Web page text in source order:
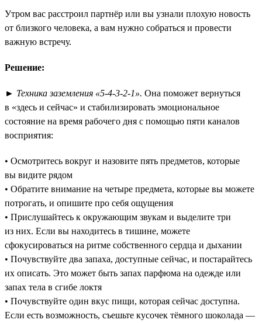
Утром вас расстроил партнёр или вы узнали плохую новость
от близкого человека, а вам нужно собраться и провести
важную встречу.
Решение:
► Техника заземления «5-4-3-2-1». Она поможет вернуться
в «здесь и сейчас» и стабилизировать эмоциональное
состояние на время рабочего дня с помощью пяти каналов
восприятия:
• Осмотритесь вокруг и назовите пять предметов, которые
вы видите рядом
• Обратите внимание на четыре предмета, которые вы можете
потрогать, и опишите про себя ощущения
• Прислушайтесь к окружающим звукам и выделите три
из них. Если вы находитесь в тишине, можете
сфокусироваться на ритме собственного сердца и дыхании
• Почувствуйте два запаха, доступные сейчас, и постарайтесь
их описать. Это может быть запах парфюма на одежде или
запах тела в сгибе локтя
• Почувствуйте один вкус пищи, которая сейчас доступна.
Если есть возможность, съешьте кусочек тёмного шоколада —